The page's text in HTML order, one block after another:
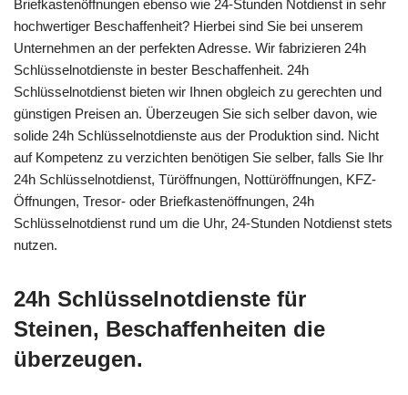
Briefkastenöffnungen ebenso wie 24-Stunden Notdienst in sehr
hochwertiger Beschaffenheit? Hierbei sind Sie bei unserem
Unternehmen an der perfekten Adresse. Wir fabrizieren 24h
Schlüsselnotdienste in bester Beschaffenheit. 24h
Schlüsselnotdienst bieten wir Ihnen obgleich zu gerechten und
günstigen Preisen an. Überzeugen Sie sich selber davon, wie
solide 24h Schlüsselnotdienste aus der Produktion sind. Nicht
auf Kompetenz zu verzichten benötigen Sie selber, falls Sie Ihr
24h Schlüsselnotdienst, Türöffnungen, Nottüröffnungen, KFZ-
Öffnungen, Tresor- oder Briefkastenöffnungen, 24h
Schlüsselnotdienst rund um die Uhr, 24-Stunden Notdienst stets
nutzen.
24h Schlüsselnotdienste für
Steinen, Beschaffenheiten die
überzeugen.